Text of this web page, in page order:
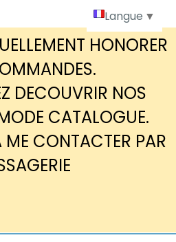
HONORER
DECOUVRIR NOS
CATALOGUE.
ME CONTACTER PAR
Langue ▼